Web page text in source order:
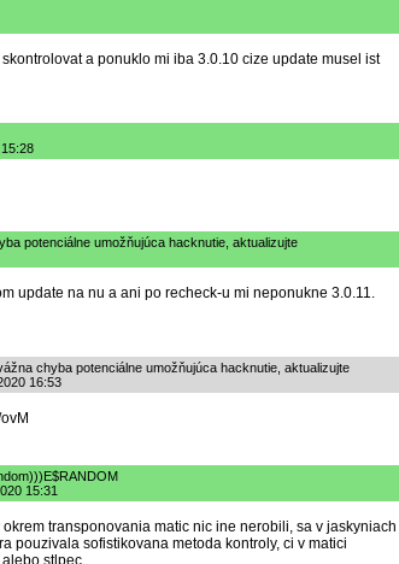
a ponuklo mi iba 3.0.10 cize update musel ist
potenciálne umožňujúca hacknutie, aktualizujte
update na nu a ani po recheck-u mi neponukne 3.0.11.
chyba potenciálne umožňujúca hacknutie, aktualizujte
16:53
15:31
transponovania matic nic ine nerobili, sa v jaskyniach
pouzivala sofistikovana metoda kontroly, ci v matici
stlpec.